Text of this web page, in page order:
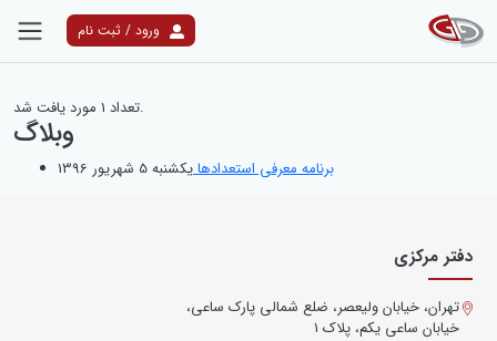
ورود / ثبت نام
نتایج جستجو
تعداد 1 مورد یافت شد.
وبلاگ
برنامه معرفی استعدادهایکشنبه 5 شهریور 1396
دفتر مرکزی
تهران، خیابان ولیعصر، ضلع شمالی پارک ساعی،
خیابان ساعی یکم، پلاک ۱